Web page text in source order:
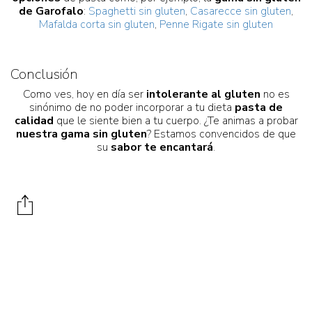
de Garofalo: Spaghetti sin gluten, Casarecce sin gluten,
Mafalda corta sin gluten, Penne Rigate sin gluten
Conclusión
Como ves, hoy en día ser intolerante al gluten no es
sinónimo de no poder incorporar a tu dieta pasta de
calidad que le siente bien a tu cuerpo. ¿Te animas a probar
nuestra gama sin gluten? Estamos convencidos de que
su sabor te encantará.